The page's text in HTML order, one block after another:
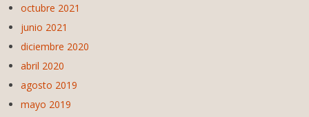
octubre 2021
junio 2021
diciembre 2020
abril 2020
agosto 2019
mayo 2019